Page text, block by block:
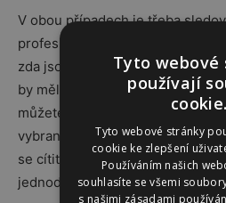
V obou případech je třeba
profesionál zabývá tématy,
zda jsou vám setkání příjemná.
by měli umět vytvořitbezpečné
můžete dovolit mluvit
otevřeněa
vybraného specialisty by s vámi
se cítit příjemně i přes to, že ne
jednoduché.
Tyto webové
používají
cookie.
Tyto webové stránky
cookie ke zlepšení
Používáním našich
souhlasíte se všemi
s našimi zásadami